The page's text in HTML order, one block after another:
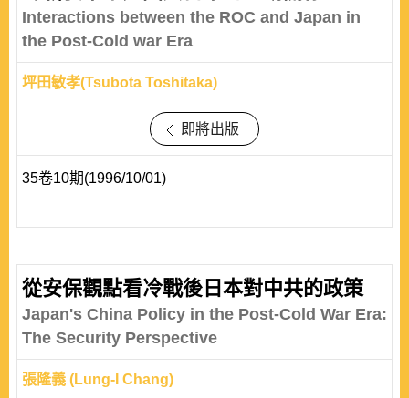
Interactions between the ROC and Japan in
the Post-Cold war Era
坪田敏孝(Tsubota Toshitaka)
即將出版
35卷10期(1996/10/01)
從安保觀點看冷戰後日本對中共的政策
Japan's China Policy in the Post-Cold War Era:
The Security Perspective
張隆義 (Lung-I Chang)